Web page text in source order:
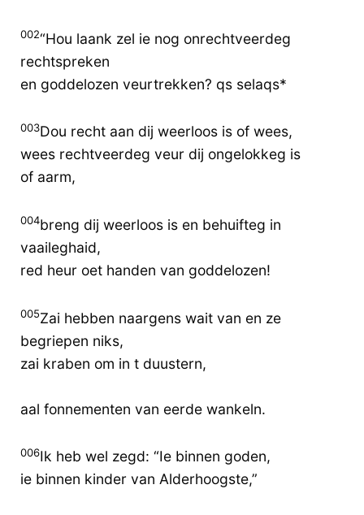
002“Hou laank zel ie nog onrechtveerdeg
rechtspreken
en goddelozen veurtrekken? qs selaqs*
003Dou recht aan dij weerloos is of wees,
wees rechtveerdeg veur dij ongelokkeg is
of aarm,
004breng dij weerloos is en behuifteg in
vaaileghaid,
red heur oet handen van goddelozen!
005Zai hebben naargens wait van en ze
begriepen niks,
zai kraben om in t duustern,
aal fonnementen van eerde wankeln.
006Ik heb wel zegd: “Ie binnen goden,
ie binnen kinder van Alderhoogste,”